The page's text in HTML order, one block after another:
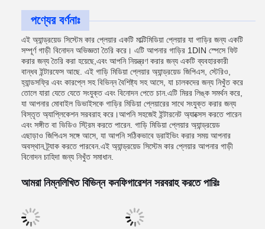
পণ্যের বর্ণনাঃ
এই অ্যান্ড্রয়েড সিস্টেম কার প্লেয়ার একটি মাল্টিমিডিয়া প্লেয়ার যা গাড়ির জন্য একটি
সম্পূর্ণ গাড়ী বিনোদন অভিজ্ঞতা তৈরি করে। এটি আপনার গাড়ির 1DIN স্পেসে ফিট
করার জন্য তৈরি করা হয়েছে,এবং আপনি নিয়ন্ত্রণ করার জন্য একটি ব্যবহারকারী
বান্ধব ইন্টারফেস আছে. এই গাড়ি মিডিয়া প্লেয়ার অ্যান্ড্রয়েড জিপিএস, স্টেরিও,
হ্যান্ডসফ্রি এবং কারপ্লে সহ বিভিন্ন বৈশিষ্ট্য সহ আসে, যা চালকদের জন্য নিখুঁত করে
তোলে যারা যেতে যেতে সংযুক্ত এবং বিনোদন পেতে চান.এটি মিরর লিঙ্ক সমর্থন করে,
যা আপনার মোবাইল ডিভাইসকে গাড়ির মিডিয়া প্লেয়ারের সাথে সংযুক্ত করার জন্য
বিস্তৃত অ্যাপ্লিকেশন সরবরাহ করে।আপনি সহজেই ইন্টারনেট অ্যাক্সেস করতে পারেন
এবং সঙ্গীত বা ভিডিও স্ট্রিম করতে পারেন. গাড়ি মিডিয়া প্লেয়ার অ্যান্ড্রয়েড
এছাড়াও জিপিএস সঙ্গে আসে, যা আপনি সঠিকভাবে ড্রাইভিং করার সময় আপনার
অবস্থান ট্র্যাক করতে পারবেন.এই অ্যান্ড্রয়েড সিস্টেম কার প্লেয়ার আপনার গাড়ী
বিনোদন চাহিদা জন্য নিখুঁত সমাধান.
আমরা নিম্নলিখিত বিভিন্ন কনফিগারেশন সরবরাহ করতে পারিঃ